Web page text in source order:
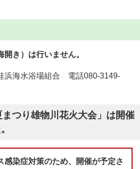
き）は行いません。
浜海水浴場組合 電話080-3149-
まつり雄物川花火大会」は開催
感染症対策のため、開催が予定さ